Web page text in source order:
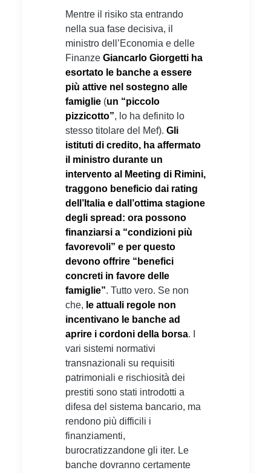
Mentre il risiko sta entrando
nella sua fase decisiva, il
ministro dell’Economia e delle
Finanze Giancarlo Giorgetti ha
esortato le banche a essere
più attive nel sostegno alle
famiglie (un “piccolo
pizzicotto”, lo ha definito lo
stesso titolare del Mef). Gli
istituti di credito, ha affermato
il ministro durante un
intervento al Meeting di Rimini,
traggono beneficio dai rating
dell’Italia e dall’ottima stagione
degli spread: ora possono
finanziarsi a “condizioni più
favorevoli” e per questo
devono offrire “benefici
concreti in favore delle
famiglie”. Tutto vero. Se non
che, le attuali regole non
incentivano le banche ad
aprire i cordoni della borsa. I
vari sistemi normativi
transnazionali su requisiti
patrimoniali e rischiosità dei
prestiti sono stati introdotti a
difesa del sistema bancario, ma
rendono più difficili i
finanziamenti,
burocratizzandone gli iter. Le
banche dovranno certamente